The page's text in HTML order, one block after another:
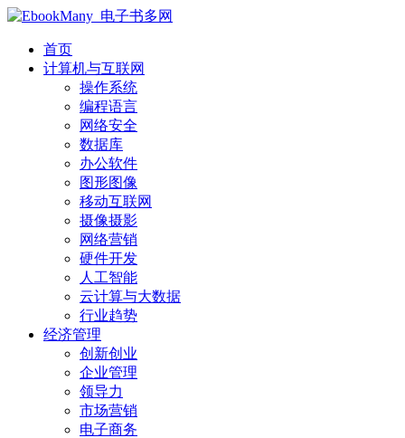
首页
计算机与互联网
操作系统
编程语言
网络安全
数据库
办公软件
图形图像
移动互联网
摄像摄影
网络营销
硬件开发
人工智能
云计算与大数据
行业趋势
经济管理
创新创业
企业管理
领导力
市场营销
电子商务